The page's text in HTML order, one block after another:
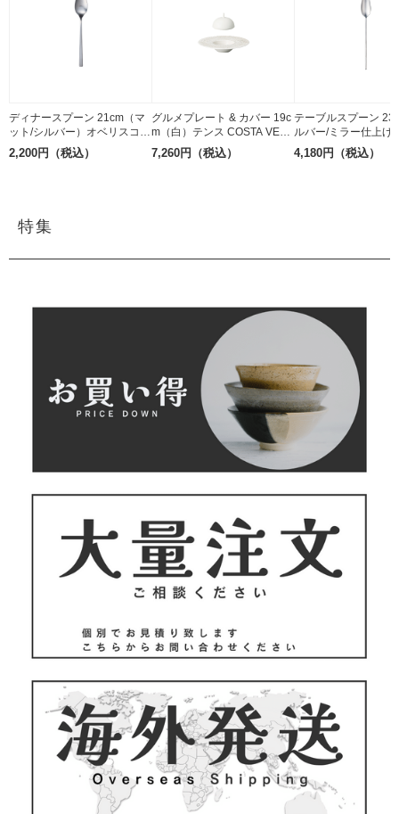
ディナースプーン 21cm（マ
ット/シルバー）オベリスコ B
elo Inox ステンレス
2,200円（税込）
グルメプレート & カバー 19c
m（白）テンス COSTA VER
DE 磁器
7,260円（税込）
テーブルスプーン
ルバー/ミラー仕上げ
Belo Inox 18-10ステ
4,180円（税込）
特集